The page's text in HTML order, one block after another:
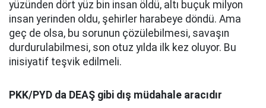
yüzünden dört yüz bin insan öldü, altı buçuk milyon
insan yerinden oldu, şehirler harabeye döndü. Ama
geç de olsa, bu sorunun çözülebilmesi, savaşın
durdurulabilmesi, son otuz yılda ilk kez oluyor. Bu
inisiyatif teşvik edilmeli.
PKK/PYD da DEAŞ gibi dış müdahale aracıdır